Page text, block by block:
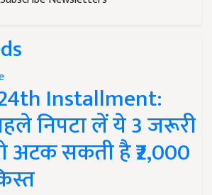
Installment:
निपटा लें ये 3 जरूरी
अटक सकती है ₹2,000